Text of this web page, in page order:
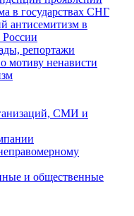
в государствах СНГ
антисемитизм в
репортажи
мотиву ненависти
СМИ и
и общественные